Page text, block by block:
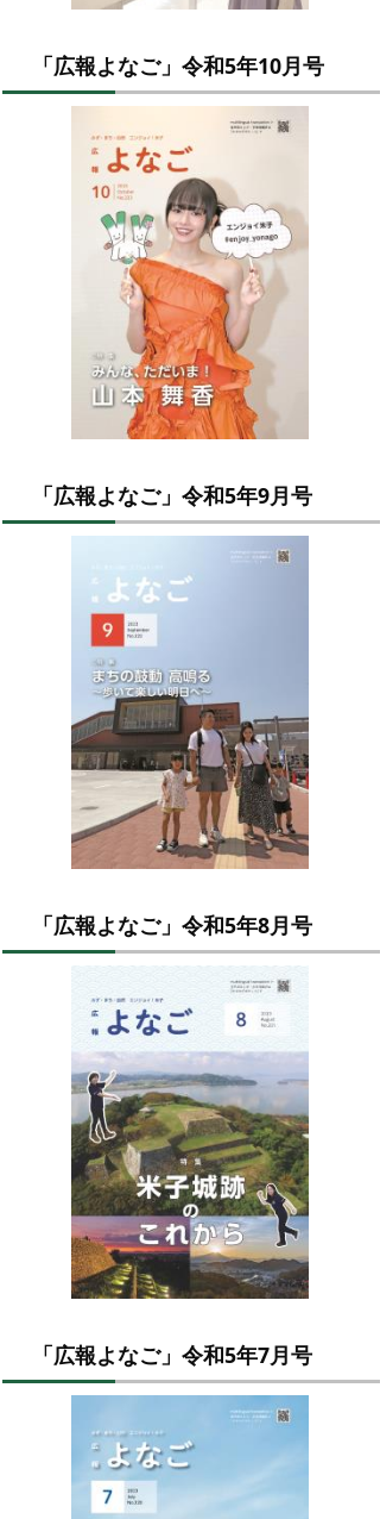
「広報よなご」令和5年10月号
「広報よなご」令和5年9月号
「広報よなご」令和5年8月号
「広報よなご」令和5年7月号